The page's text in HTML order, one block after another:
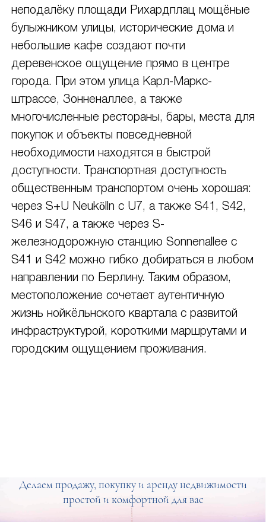
неподалёку площади Рихардплац мощёные
булыжником улицы, исторические дома и
небольшие кафе создают почти
деревенское ощущение прямо в центре
города. При этом улица Карл-Маркс-
штрассе, Зонненаллее, а также
многочисленные рестораны, бары, места для
покупок и объекты повседневной
необходимости находятся в быстрой
доступности. Транспортная доступность
общественным транспортом очень хорошая:
через S+U Neukölln с U7, а также S41, S42,
S46 и S47, а также через S-
железнодорожную станцию Sonnenallee с
S41 и S42 можно гибко добираться в любом
направлении по Берлину. Таким образом,
местоположение сочетает аутентичную
жизнь нойкёльнского квартала с развитой
инфраструктурой, короткими маршрутами и
городским ощущением проживания.
Делаем продажу, покупку и аренду недвижимости
простой и комфортной для вас